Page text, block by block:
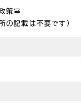
策室
の記載は不要です）